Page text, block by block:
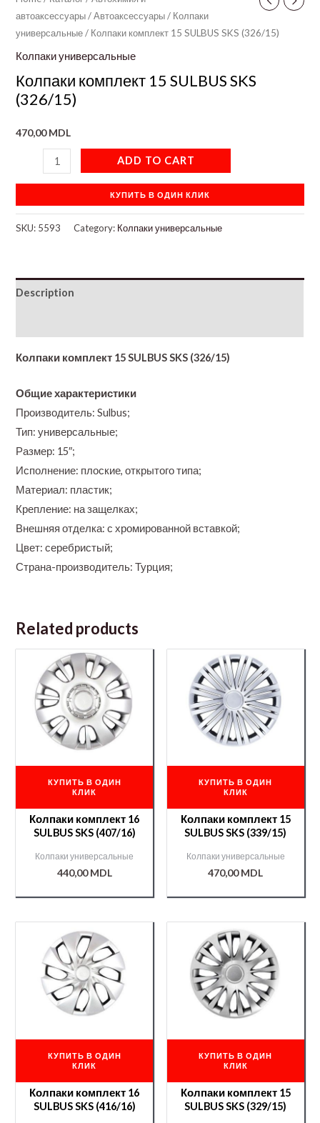
автоаксессуары/Автоаксессуары/ Колпаки
универсальные/ Колпаки комплект 15 SULBUS SKS (326/15)
Колпаки универсальные
Колпаки комплект 15 SULBUS SKS
(326/15)
470,00MDL
ADD TO CART
КУПИТЬ В ОДИН КЛИК
SKU: 5593 Category: Колпаки универсальные
Description
Колпаки комплект 15 SULBUS SKS (326/15)
Общие характеристики
Производитель: Sulbus;
Тип: универсальные;
Размер: 15″;
Исполнение: плоские, открытого типа;
Материал: пластик;
Крепление: на защелках;
Внешняя отделка: с хромированной вставкой;
Цвет: серебристый;
Страна-производитель: Турция;
Related products
КУПИТЬ В ОДИН
КЛИК
Колпаки комплект 16
SULBUS SKS (407/16)
Колпаки универсальные
440,00MDL
КУПИТЬ В ОДИН
КЛИК
Колпаки комплект 15
SULBUS SKS (339/15)
Колпаки универсальные
470,00MDL
КУПИТЬ В ОДИН
КЛИК
Колпаки комплект 16
SULBUS SKS (416/16)
КУПИТЬ В ОДИН
КЛИК
Колпаки комплект 15
SULBUS SKS (329/15)